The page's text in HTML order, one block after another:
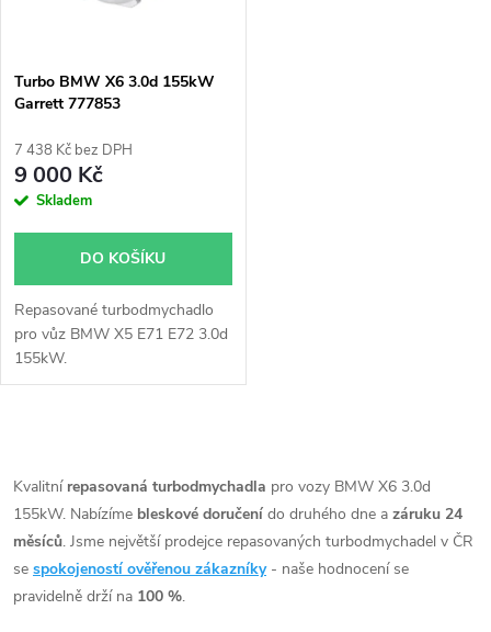
p
r
o
u
k
ů
s
p
r
o
d
u
k
ů
Turbo BMW X6 3.0d 155kW
Garrett 777853
7 438 Kč bez DPH
9 000 Kč
Skladem
DO KOŠÍKU
Repasované turbodmychadlo
pro vůz BMW X5 E71 E72 3.0d
155kW.
v
l
á
Kvalitní repasovaná turbodmychadla pro vozy BMW X6 3.0d
155kW. Nabízíme bleskové doručení do druhého dne a záruku 24
měsíců. Jsme největší prodejce repasovaných turbodmychadel v ČR
se spokojeností ověřenou zákazníky - naše hodnocení se
pravidelně drží na 100 %.